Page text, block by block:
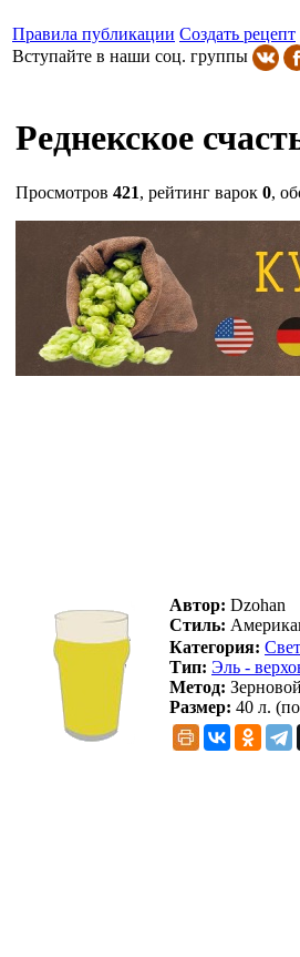
Правила публикации Создать рецепт
Вступайте в наши соц. группы
Реднекское
Просмотров 421, рейтинг варок 0,
Автор: Dzohan
Стиль:
Категория:
Тип: Эль -
Метод:
Размер: 40 л.